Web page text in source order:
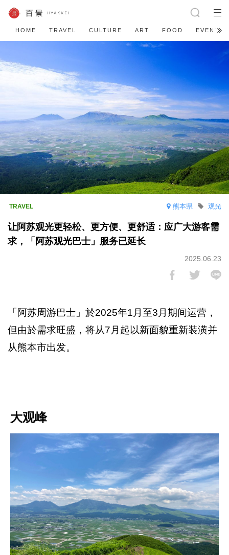
HOME TRAVEL CULTURE ART FOOD EVENT
熊本県 观光
让阿苏观光更轻松、更方便、更舒适：应广大游客需
求，「阿苏观光巴士」服务已延长
2025.06.23
「阿苏周游巴士」於2025年1月至3月期间运营，
但由於需求旺盛，将从7月起以新面貌重新装潢并
从熊本市出发。
大观峰